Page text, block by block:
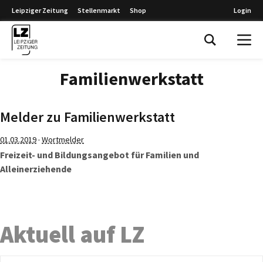
Leipziger Zeitung Stellenmarkt Shop Login
Familienwerkstatt
Melder zu Familienwerkstatt
01.03.2019· Wortmelder
Freizeit- und Bildungsangebot für Familien und
Alleinerziehende
Aktuell auf LZ